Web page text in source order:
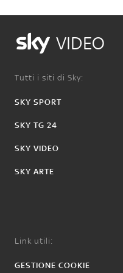
VIDEO
Tutti i siti di Sky:
SKY SPORT
SKY TG 24
SKY VIDEO
SKY ARTE
Link utili:
GESTIONE COOKIE